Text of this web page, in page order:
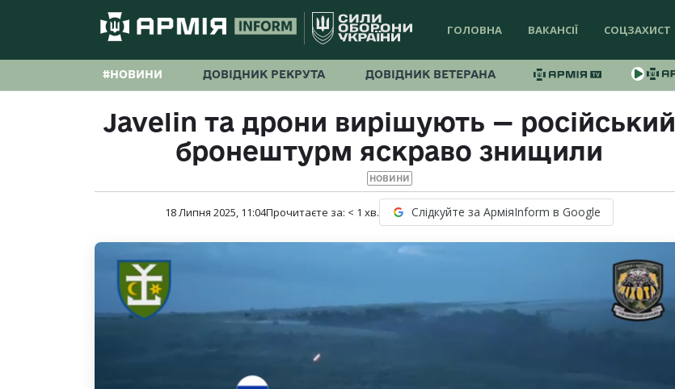
ГОЛОВНА ВАКАНСІЇ СОЦЗАХИСТ
#НОВИНИ ДОВІДНИК РЕКРУТА ДОВІДНИК ВЕТЕРАНА
Javelin та дрони вирішують — російський
бронештурм яскраво знищили
НОВИНИ
18 Липня 2025, 11:04Прочитаєте за: < 1 хв. Слідкуйте за АрміяInform в Google